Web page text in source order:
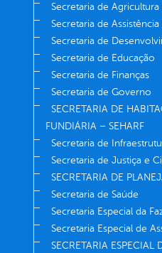
Secretaria de
Secretaria de Assistência
Secretaria de
Secretaria de Educação
Secretaria de Finanças
Secretaria de Governo
SECRETARIA DE
FUNDIÁRIA – SEHARF
Secretaria de
Secretaria de Justiça e
SECRETARIA DE
Secretaria de Saúde
Secretaria Especial da
Secretaria Especial de
SECRETARIA ESPECIAL